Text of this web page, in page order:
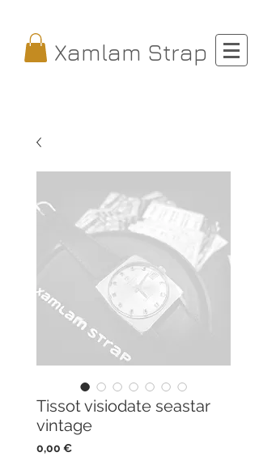
Xamlam Strap
Tissot visiodate seastar
vintage
0,00 €Prix